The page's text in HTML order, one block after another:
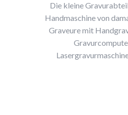
Die kleine
Handmaschine von
Graveure mit